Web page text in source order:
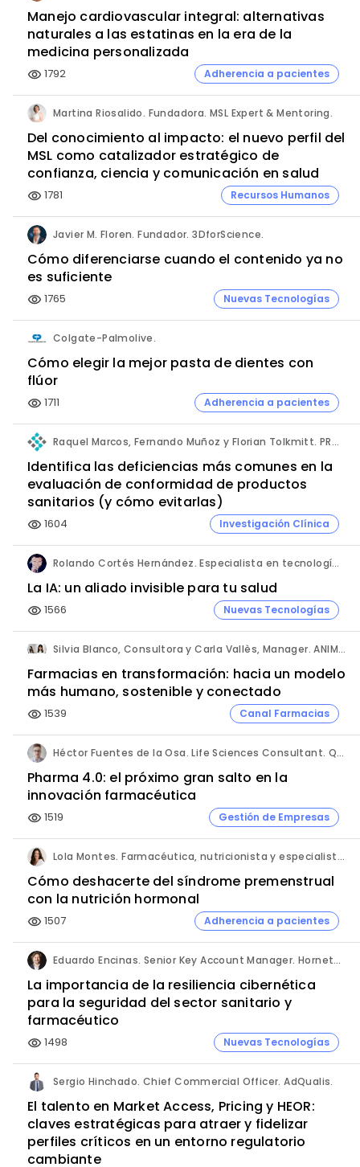
Manejo cardiovascular integral: alternativas
naturales a las estatinas en la era de la
medicina personalizada
visibility 1792 Adherencia a pacientes
Martina Riosalido. Fundadora. MSL Expert & Mentoring.
Del conocimiento al impacto: el nuevo perfil del
MSL como catalizador estratégico de
confianza, ciencia y comunicación en salud
visibility 1781 Recursos Humanos
Javier M. Floren. Fundador. 3DforScience.
Cómo diferenciarse cuando el contenido ya no
es suficiente
visibility 1765 Nuevas Tecnologías
Colgate-Palmolive.
Cómo elegir la mejor pasta de dientes con
flúor
visibility 1711 Adherencia a pacientes
Raquel Marcos, Fernando Muñoz y Florian Tolkmitt. PRO-LIANCE GLOBAL SOLUTIONS GmbH.
Identifica las deficiencias más comunes en la
evaluación de conformidad de productos
sanitarios (y cómo evitarlas)
visibility 1604 Investigación Clínica
Rolando Cortés Hernández. Especialista en tecnología e inteligencia artificial. Director Comercial. AQUÍ tu Remodelación.
La IA: un aliado invisible para tu salud
visibility 1566 Nuevas Tecnologías
Silvia Blanco, Consultora y Carla Vallès, Manager. ANIMA.
Farmacias en transformación: hacia un modelo
más humano, sostenible y conectado
visibility 1539 Canal Farmacias
Héctor Fuentes de la Osa. Life Sciences Consultant. QbD Group.
Pharma 4.0: el próximo gran salto en la
innovación farmacéutica
visibility 1519 Gestión de Empresas
Lola Montes. Farmacéutica, nutricionista y especialista en salud hormonal y de la mujer.
Cómo deshacerte del síndrome premenstrual
con la nutrición hormonal
visibility 1507 Adherencia a pacientes
Eduardo Encinas. Senior Key Account Manager. Hornetsecurity en Iberia.
La importancia de la resiliencia cibernética
para la seguridad del sector sanitario y
farmacéutico
visibility 1498 Nuevas Tecnologías
Sergio Hinchado. Chief Commercial Officer. AdQualis.
El talento en Market Access, Pricing y HEOR:
claves estratégicas para atraer y fidelizar
perfiles críticos en un entorno regulatorio
cambiante